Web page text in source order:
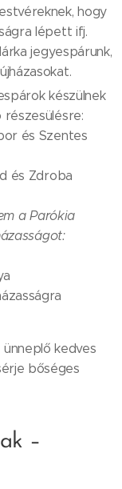
hogy
lépett ifj.
jegyespárunk,
készülnek
részesülésre:
és Szentes
és Zdroba
a Parókia
kedves
bőséges
–